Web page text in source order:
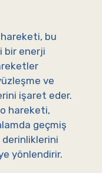
bu
bir enerji
ve
işaret eder.
hareketi,
geçmiş
yönlendirir.